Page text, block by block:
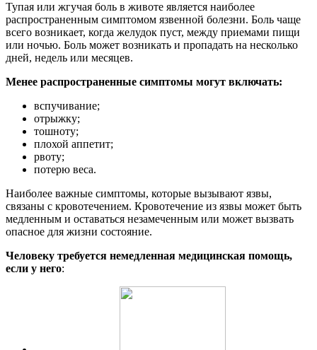
Тупая или жгучая боль в животе является наиболее
распространенным симптомом язвенной болезни. Боль чаще
всего возникает, когда желудок пуст, между приемами пищи
или ночью. Боль может возникать и пропадать на несколько
дней, недель или месяцев.
Менее распространенные симптомы могут включать:
вспучивание;
отрыжку;
тошноту;
плохой аппетит;
рвоту;
потерю веса.
Наиболее важные симптомы, которые вызывают язвы,
связаны с кровотечением. Кровотечение из язвы может быть
медленным и оставаться незамеченным или может вызвать
опасное для жизни состояние.
Человеку требуется немедленная медицинская помощь,
если у него: